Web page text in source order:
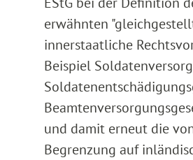
erwähnten
innerstaatliche
Beispiel
und damit erneut die
Begrenzung auf